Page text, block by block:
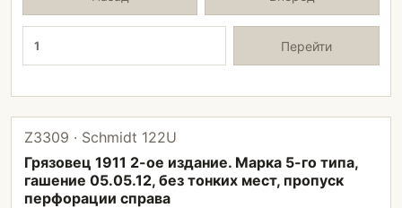
Перейти
Z3309 · Schmidt 122U
Грязовец 1911 2-ое издание. Марка 5-го типа,
гашение 05.05.12, без тонких мест, пропуск
перфорации справа